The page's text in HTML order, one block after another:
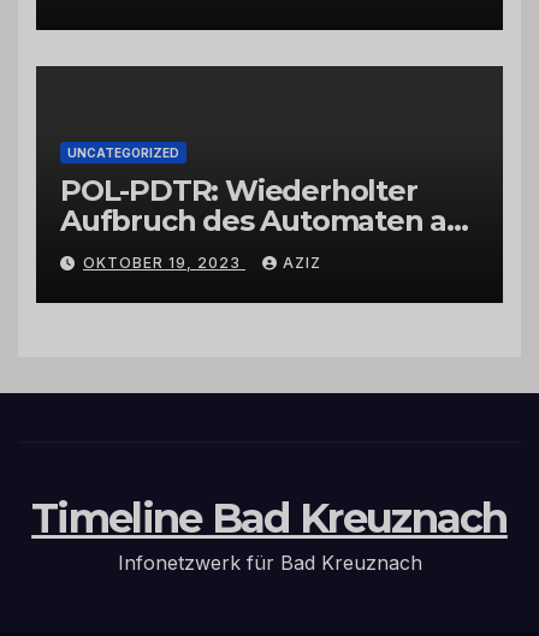
UNCATEGORIZED
POL-PDTR: Wiederholter
Aufbruch des Automaten am
Wohnmobilstellplatz in
Hermeskeil am Labachweg
OKTOBER 19, 2023 AZIZ
Timeline Bad Kreuznach
Infonetzwerk für Bad Kreuznach